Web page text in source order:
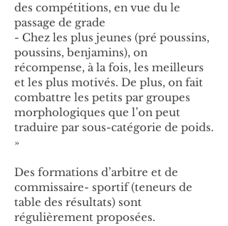
des compétitions, en vue du le
passage de grade
- Chez les plus jeunes (pré poussins,
poussins, benjamins), on
récompense, à la fois, les meilleurs
et les plus motivés. De plus, on fait
combattre les petits par groupes
morphologiques que l’on peut
traduire par sous-catégorie de poids.
»
Des formations d’arbitre et de
commissaire- sportif (teneurs de
table des résultats) sont
régulièrement proposées.